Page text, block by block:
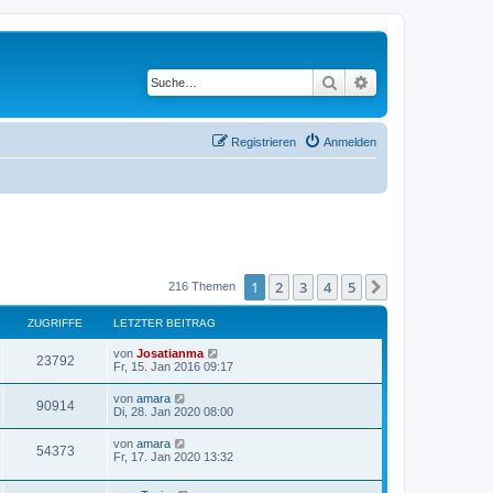
Suche
Anmelden
Registrieren
216 Themen 1 2 3 4 5
ZUGRIFFE LETZTER BEITRAG
23792Z
u
r
L
e
t
e
r
B
e
t
von Josatianma
Fr, 15. Jan 2016 09:17
90914Z
u
L
e
t
e
von amara
Di, 28. Jan 2020 08:00
54373Z
u
L
e
z
von amara
Fr, 17. Jan 2020 13:32